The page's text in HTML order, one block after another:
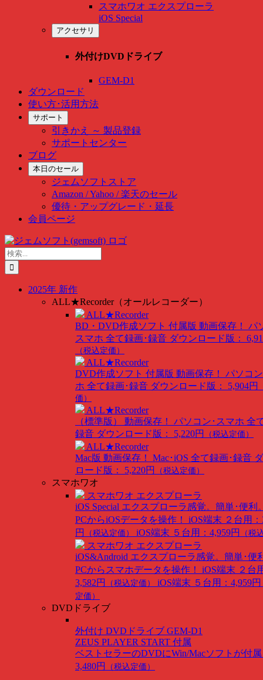
スマホワオ エクスプローラ
iOS Special
アクセサリ
外付けDVDドライブ
GEM-D1
ダウンロード
使い方･活用方法
サポート
引きかえ ～ 製品登録
サポートセンター
ブログ
本日のセール
ジェムソフトストア
Amazon / Yahoo / 楽天のセール
優待・アップグレード・延長
会員ページ
Skip
to
content
検
索
…
2025年 新作
ALL★Recorder（オールレコーダー）
ALL★Recorder
BD・DVD作成ソフト 付属版 動画保存！ パ
スマホ 全て録画･録音 ダウンロード版：
（税込定価）
ALL★Recorder
DVD作成ソフト 付属版 動画保存！ パソコ
ホ 全て録画･録音 ダウンロード版： 5,904円
価）
ALL★Recorder
（標準版） 動画保存！ パソコン･スマホ 全
録音 ダウンロード版： 5,220円 （税込定価）
ALL★Recorder
Mac版 動画保存！ Mac･iOS 全て録画･録音
ロード版： 5,220円
（税込定価）
スマホワオ
スマホワオ エクスプローラ
iOS Special エクスプローラ感覚。簡単･便利
PCからiOSデータを操作！ iOS端末 ２台用：
円
（税込定価） iOS端末 ５台用：4,959円 （税
スマホワオ エクスプローラ
iOS&Android エクスプローラ感覚。簡単･便
PCからスマホデータを操作！ iOS端末 ２台
3,582円
（税込定価） iOS端末 ５台用：4,959円
定価）
DVDドライブ
外付け DVDドライブ GEM-D1
ZEUS PLAYER START 付属
ベストセラーのDVDにWin/Macソフトが付
3,480円
（税込定価）